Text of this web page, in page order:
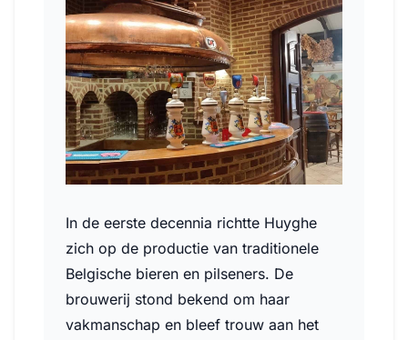
In de eerste decennia richtte Huyghe
zich op de productie van traditionele
Belgische bieren en pilseners. De
brouwerij stond bekend om haar
vakmanschap en bleef trouw aan het